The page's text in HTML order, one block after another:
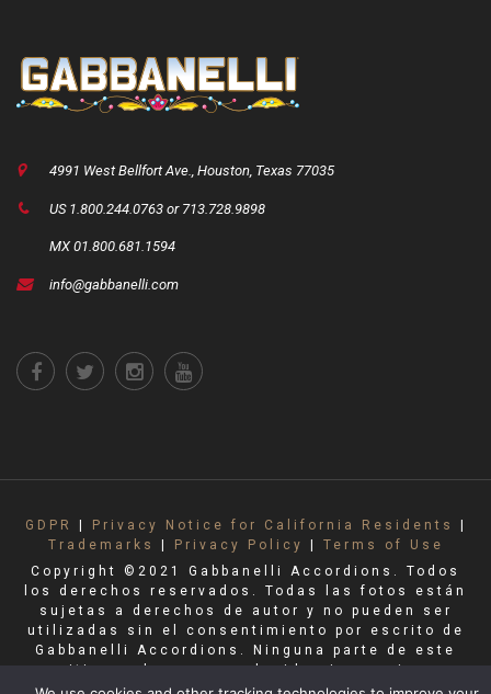
4991 West Bellfort Ave., Houston, Texas 77035
US 1.800.244.0763 or 713.728.9898
MX 01.800.681.1594
info@gabbanelli.com
GDPR Privacy Notice for California Residents
Trademarks
Privacy Policy
Terms of Use
Copyright ©2021 Gabbanelli Accordions. Todos
los derechos reservados. Todas las fotos están
sujetas a derechos de autor y no pueden ser
utilizadas sin el consentimiento por escrito de
Gabbanelli Accordions. Ninguna parte de este
sitio puede ser reproducida sin permiso.